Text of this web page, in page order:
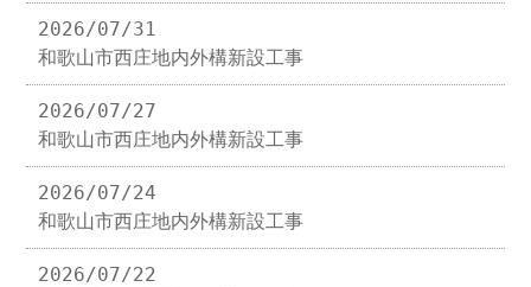
2026/07/31
和歌山市西庄地内外構新設工事
2026/07/27
和歌山市西庄地内外構新設工事
2026/07/24
和歌山市西庄地内外構新設工事
2026/07/22